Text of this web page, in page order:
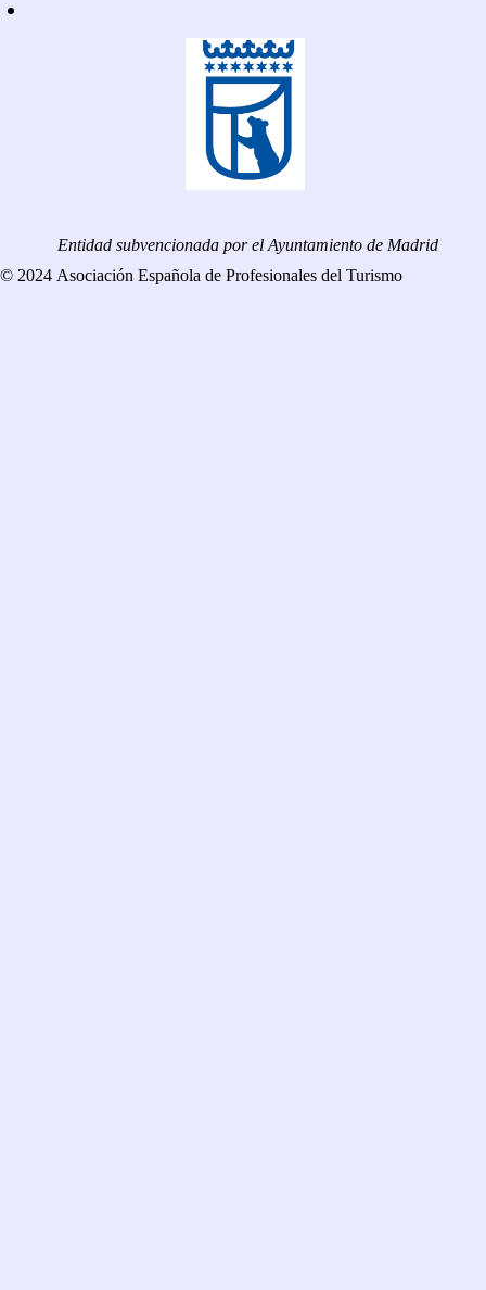
Entidad subvencionada por el Ayuntamiento de Madrid
© 2024 Asociación Española de Profesionales del Turismo